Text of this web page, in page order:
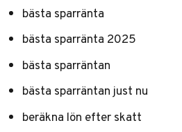
bästa sparränta
bästa sparränta 2025
bästa sparräntan
bästa sparräntan just nu
beräkna lön efter skatt